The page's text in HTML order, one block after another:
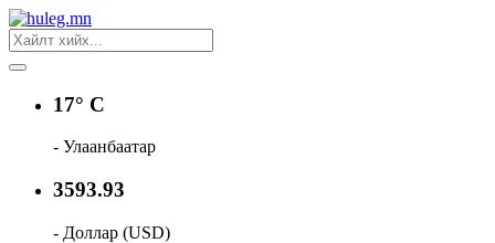
17° C
- Улаанбаатар
3593.93
- Доллар (USD)